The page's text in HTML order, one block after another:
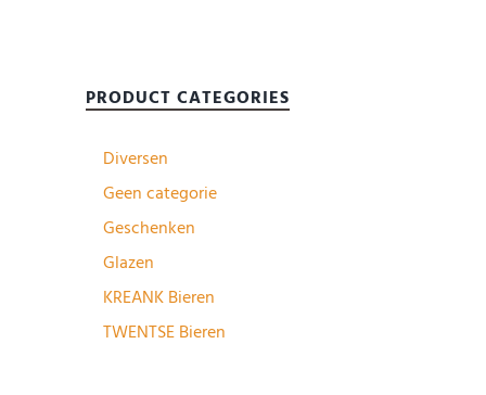
PRODUCT CATEGORIES
Diversen
Geen categorie
Geschenken
Glazen
KREANK Bieren
TWENTSE Bieren